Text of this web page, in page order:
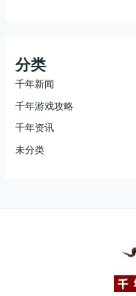
分类
千年新闻
千年游戏攻略
千年资讯
未分类